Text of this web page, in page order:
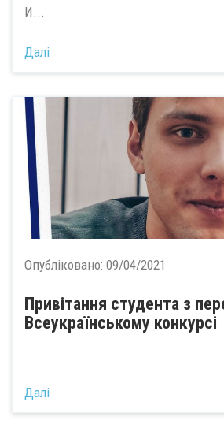
И...
Далі
Опубліковано: 09/04/2021
Привітання студента з
Всеукраїнському конкурсі
Далі